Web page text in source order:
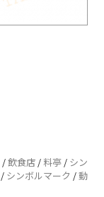
/飲食店 / 料亭 / シン
/ シンボルマーク /動